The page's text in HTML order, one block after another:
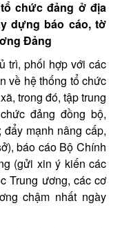
chức đảng ở địa
dựng báo cáo, tờ
Đảng
trì, phối hợp với các
về hệ thống tổ chức
trong đó, tập trung
đảng đồng bộ,
mạnh nâng cấp,
báo cáo Bộ Chính
(gửi xin ý kiến các
Trung ương, các cơ
chậm nhất ngày